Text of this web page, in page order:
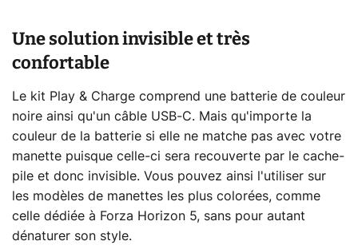
Une solution invisible et très
confortable
Le kit Play & Charge comprend une batterie de couleur
noire ainsi qu'un câble USB-C. Mais qu'importe la
couleur de la batterie si elle ne matche pas avec votre
manette puisque celle-ci sera recouverte par le cache-
pile et donc invisible. Vous pouvez ainsi l'utiliser sur
les modèles de manettes les plus colorées, comme
celle dédiée à Forza Horizon 5, sans pour autant
dénaturer son style.